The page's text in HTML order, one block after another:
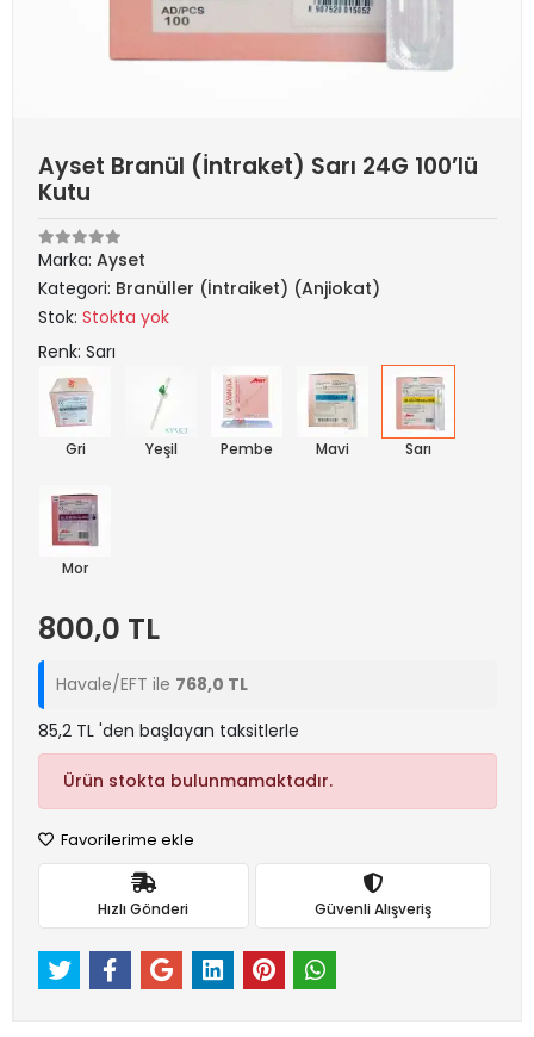
Ayset Branül (İntraket) Sarı 24G 100’lü
Kutu
Marka: Ayset
Kategori: Branüller (İntraiket) (Anjiokat)
Stok: Stokta yok
Renk: Sarı
Gri Yeşil Pembe Mavi Sarı
Mor
800,0 TL
Havale/EFT ile 768,0 TL
85,2 TL 'den başlayan taksitlerle
Ürün stokta bulunmamaktadır.
Favorilerime ekle
Hızlı Gönderi Güvenli Alışveriş